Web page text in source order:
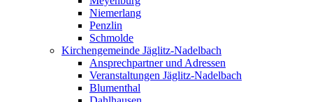
Niemerlang
Penzlin
Schmolde
Kirchengemeinde Jäglitz-Nadelbach
Ansprechpartner und Adressen
Veranstaltungen Jäglitz-Nadelbach
Blumenthal